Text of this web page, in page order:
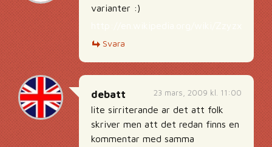
varianter :)
Svara
23 mars, 2009 kl. 11:00
debatt
lite sirriterande ar det att folk
skriver men att det redan finns en
kommentar med samma